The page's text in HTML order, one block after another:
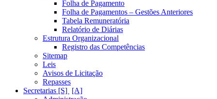
Folha de Pagamento
Folha de Pagamentos – Gestões Anteriores
Tabela Remuneratória
Relatório de Diárias
Estrutura Organizacional
Registro das Competências
Sitemap
Leis
Avisos de Licitação
Repasses
Secretarias [S]